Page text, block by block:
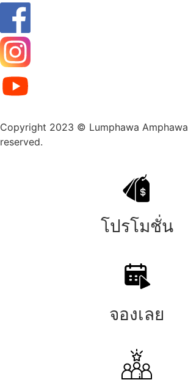
Copyright 2023 © Lumphawa
reserved.
โปรโมชั่น
จองเลย